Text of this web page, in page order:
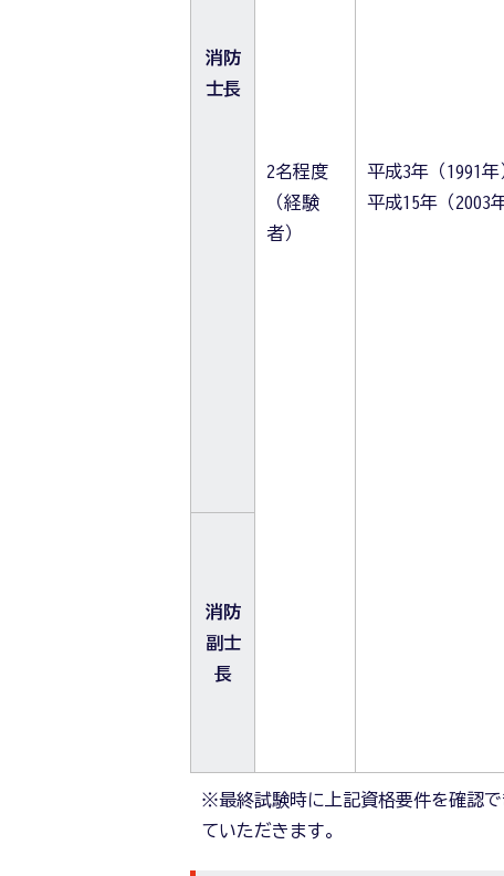
消防
士長
2名程度
（経験
者）
平成3年（1991
平成15年（2003
消防
副士
長
※最終試験時に上記資格要件を確認
ていただきます。